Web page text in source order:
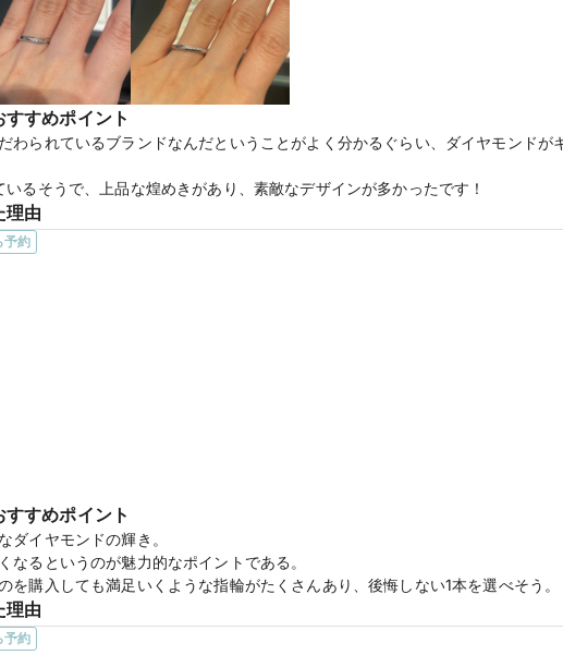
すめポイント
わられているブランドなんだということがよく分かるぐらい、ダイヤモンドが
るそうで、上品な煌めきがあり、素敵なデザインが多かったです！
理由
に輝く指輪が1番華奢な指が綺麗に見えて、キラキラする手元にテンションが
で、職業を選ばず付けることができそうでした。彼も気に入ってました。
情報
分の電子マネーがもらえる【マイナビウエディングカップル応援キャンペーン
予約
すめポイント
ダイヤモンドの輝き。
なるというのが魅力的なポイントである。
を購入しても満足いくような指輪がたくさんあり、後悔しない1本を選べそう。
理由
にならず、普段使いできるという点が1番の決める理由である。
イヤモンドが入っており、存在感もあり普段から特別な気持ちになれるとのこと
予約